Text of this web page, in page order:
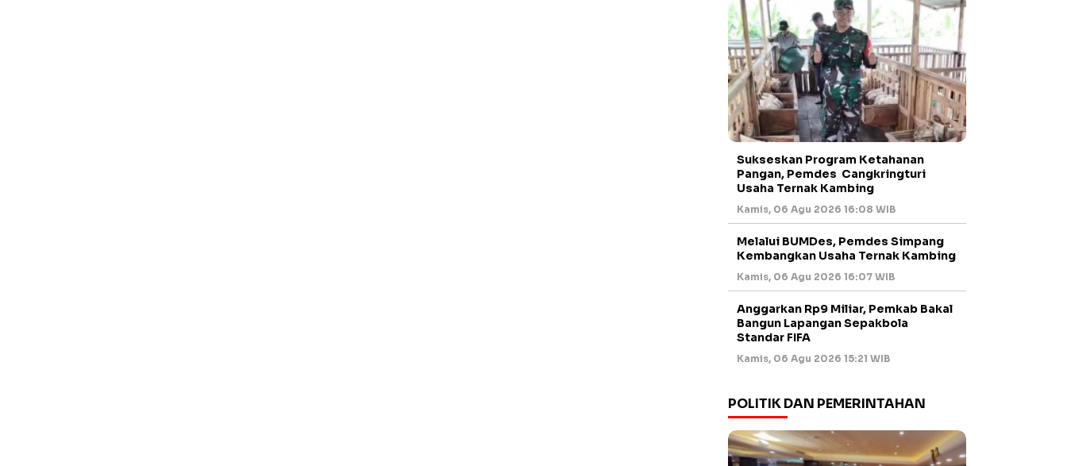
Sukseskan Program Ketahanan
Pangan, Pemdes Cangkringturi
Usaha Ternak Kambing
Kamis, 06 Agu 2026 16:08 WIB
Melalui BUMDes, Pemdes Simpang
Kembangkan Usaha Ternak Kambing
Kamis, 06 Agu 2026 16:07 WIB
Anggarkan Rp9 Miliar, Pemkab Bakal
Bangun Lapangan Sepakbola
Standar FIFA
Kamis, 06 Agu 2026 15:21 WIB
POLITIK DAN PEMERINTAHAN